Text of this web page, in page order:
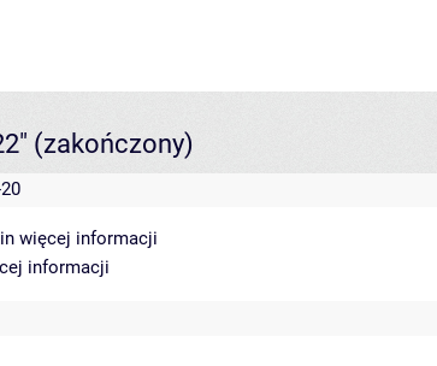
(zakończony)
więcej informacji
informacji